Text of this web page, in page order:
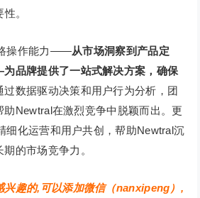
。
操作能力——从市场洞察到产品定
品牌提供了一站式解决方案，确保
过数据驱动决策和用户行为分析，团
助Newtral在激烈竞争中脱颖而出。更
细化运营和用户共创，帮助Newtral沉
的市场竞争力。
兴趣的,可以添加微信（nanxipeng）,